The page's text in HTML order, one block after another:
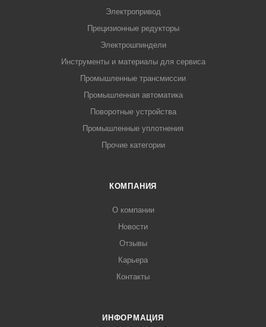
Электропривод
Прецизионные редукторы
Электрошпиндели
Инструменты и материалы для сервиса
Промышленные трансмиссии
Промышленная автоматика
Поворотные устройства
Промышленные уплотнения
Прочие категории
КОМПАНИЯ
О компании
Новости
Отзывы
Карьера
Контакты
ИНФОРМАЦИЯ